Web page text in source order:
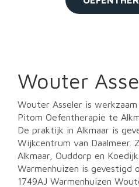
Wouter
Wouter Asseler is
Pitom Oefentherapie te
De praktijk in Alkmaar is
Wijkcentrum van Daalmeer.
Alkmaar, Ouddorp en
Warmenhuizen is gevestigd
1749AJ Warmenhuizen